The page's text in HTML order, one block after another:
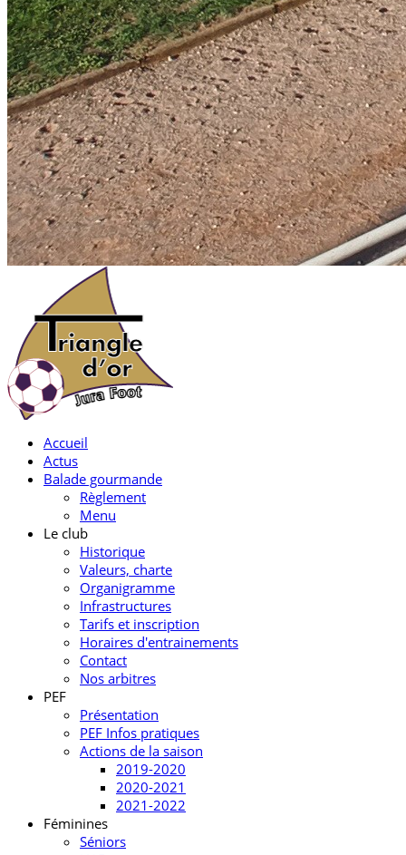
Accueil
Actus
Balade gourmande
Règlement
Menu
Le club
Historique
Valeurs, charte
Organigramme
Infrastructures
Tarifs et inscription
Horaires d'entrainements
Contact
Nos arbitres
PEF
Présentation
PEF Infos pratiques
Actions de la saison
2019-2020
2020-2021
2021-2022
Féminines
Séniors